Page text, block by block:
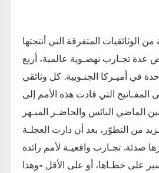
المتفرقة التي أنتجتها
عدة تجـارب نهضـوية عالمية، أربع
في أميـركا الجنـوبية. كل وثائقي
التي قادت هذه الأمم إلى
الماضي البائس والحاضـر المبـهر
من التطوّر، بعد أن دارت العجلـة
صدئة. تجـارب واقعيـة لأمم رائدة
على خطـاها، أو على الأقل -وهذا